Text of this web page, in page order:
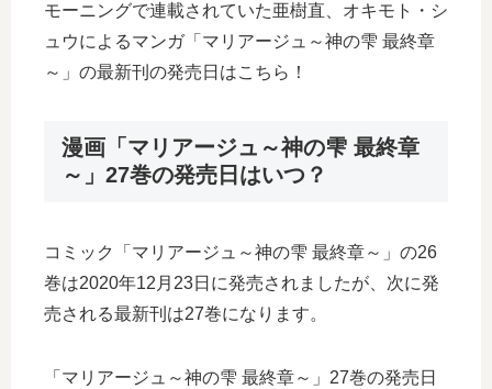
モーニングで連載されていた亜樹直、オキモト・シ
ュウによるマンガ「マリアージュ～神の雫 最終章
～」の最新刊の発売日はこちら！
漫画「マリアージュ～神の雫 最終章
～」27巻の発売日はいつ？
コミック「マリアージュ～神の雫 最終章～」の26
巻は2020年12月23日に発売されましたが、次に発
売される最新刊は27巻になります。
「マリアージュ～神の雫 最終章～」27巻の発売日